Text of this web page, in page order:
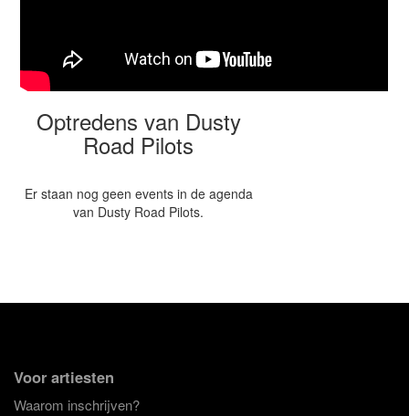
Optredens van Dusty
Road Pilots
Er staan nog geen events in de agenda
van Dusty Road Pilots.
Voor artiesten
Waarom inschrijven?